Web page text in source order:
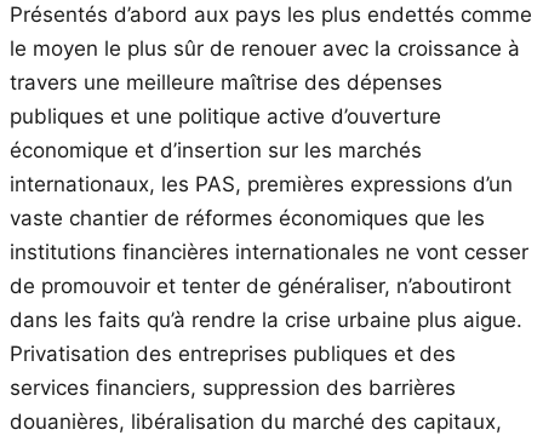
Présentés d’abord aux pays les plus endettés comme
le moyen le plus sûr de renouer avec la croissance à
travers une meilleure maîtrise des dépenses
publiques et une politique active d’ouverture
économique et d’insertion sur les marchés
internationaux, les PAS, premières expressions d’un
vaste chantier de réformes économiques que les
institutions financières internationales ne vont cesser
de promouvoir et tenter de généraliser, n’aboutiront
dans les faits qu’à rendre la crise urbaine plus aigue.
Privatisation des entreprises publiques et des
services financiers, suppression des barrières
douanières, libéralisation du marché des capitaux,